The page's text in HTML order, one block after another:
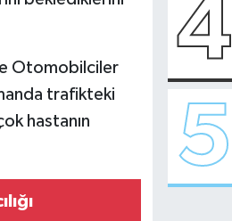
Otomobilciler
trafikteki
hastanın
4
5